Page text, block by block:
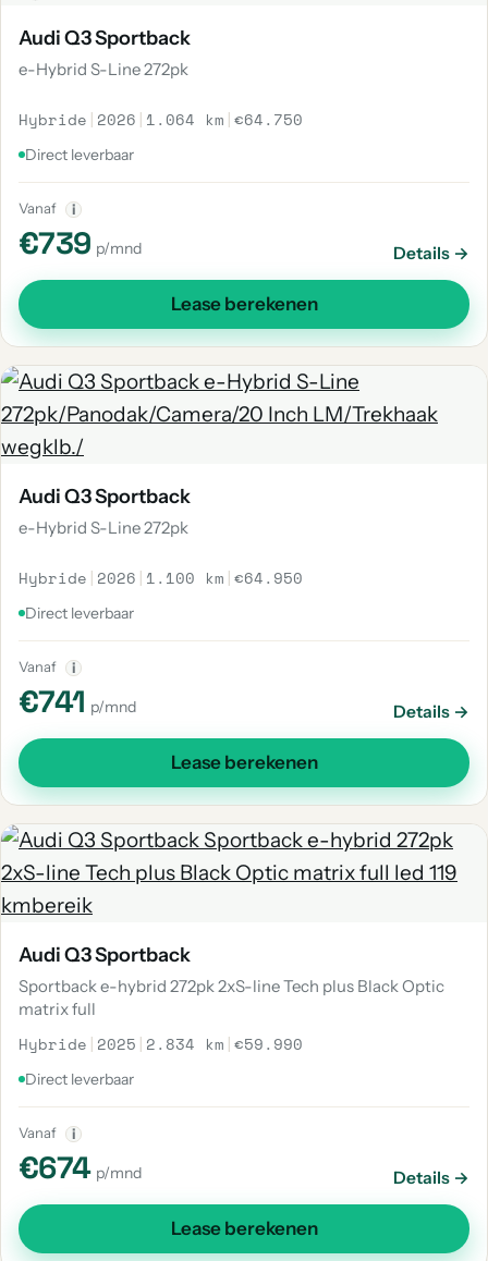
Audi Q3 Sportback
e-Hybrid S-Line 272pk
Hybride | 2026 | 1.064 km |€64.750
Direct leverbaar
Vanaf i
€739 p/mnd Details →
Lease berekenen
Audi Q3 Sportback
e-Hybrid S-Line 272pk
Hybride | 2026 | 1.100 km |€64.950
Direct leverbaar
Vanaf i
€741 p/mnd Details →
Lease berekenen
Audi Q3 Sportback
Sportback e-hybrid 272pk 2xS-line Tech plus Black Optic
matrix full
Hybride | 2025 | 2.834 km |€59.990
Direct leverbaar
Vanaf i
€674 p/mnd Details →
Lease berekenen